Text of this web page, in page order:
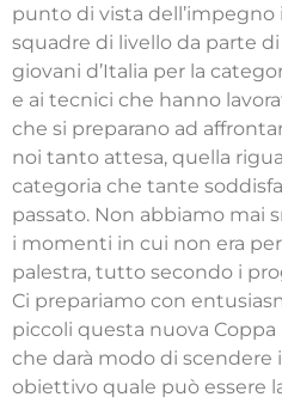
punto di vista
squadre di livello da parte
giovani d’Italia per la
e ai tecnici che hanno
che si preparano ad
noi tanto attesa, quella
categoria che tante
passato. Non abbiamo mai
i momenti in cui non era
palestra, tutto secondo i
Ci prepariamo con
piccoli questa nuova Coppa
che darà modo di
obiettivo quale può essere